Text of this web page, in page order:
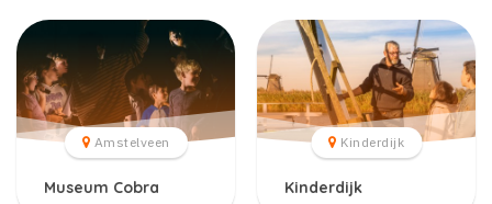
Amstelveen
Museum Cobra
Kinderdijk
Kinderdijk